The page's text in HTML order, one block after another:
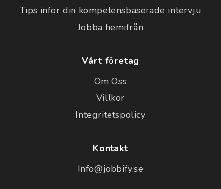
Tips inför din kompetensbaserade intervju
Jobba hemifrån
Vårt företag
Om Oss
Villkor
Integritetspolicy
Kontakt
Info@jobbify.se